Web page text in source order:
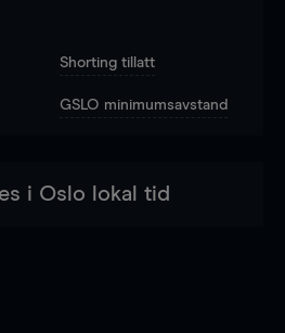
Shorting tillatt
GSLO minimumsavstand
i Oslo lokal tid